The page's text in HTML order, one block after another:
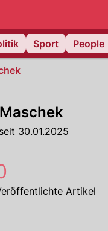
Sport People
30.01.2025
Artikel